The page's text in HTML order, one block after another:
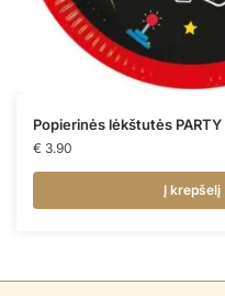
Popierinės lėkštutės PARTY
€ 3.90
Į krepšelį